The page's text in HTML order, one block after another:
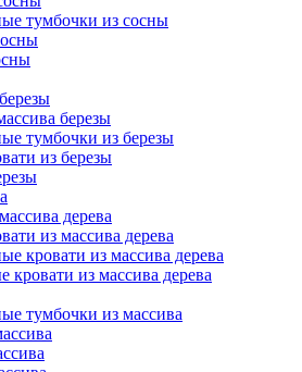
тумбочки из сосны
березы
тумбочки из березы
из березы
дерева
из массива дерева
кровати из массива дерева
кровати из массива дерева
тумбочки из массива